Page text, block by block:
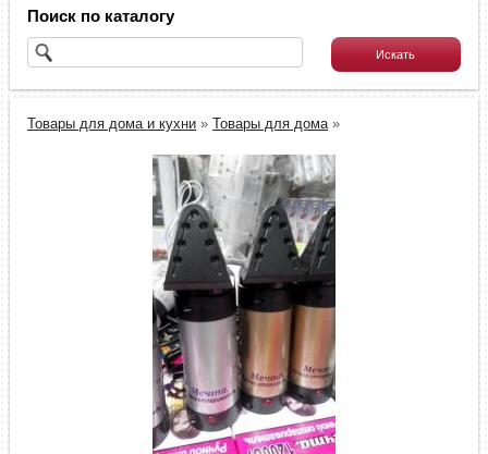
Поиск по каталогу
Товары для дома и кухни »Товары для дома»